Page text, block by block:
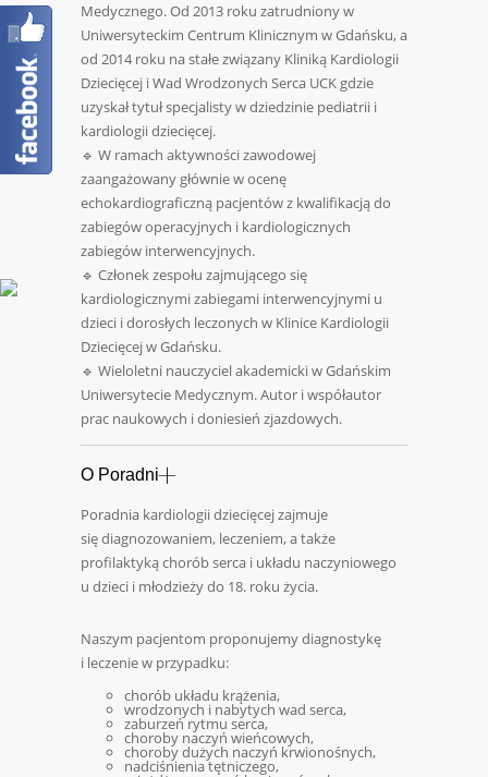
Medycznego. Od 2013 roku zatrudniony w
Uniwersyteckim Centrum Klinicznym w Gdańsku, a
od 2014 roku na stałe związany Kliniką Kardiologii
Dziecięcej i Wad Wrodzonych Serca UCK gdzie
uzyskał tytuł specjalisty w dziedzinie pediatrii i
kardiologii dziecięcej.
🔹 W ramach aktywności zawodowej
zaangażowany głównie w ocenę
echokardiograficzną pacjentów z kwalifikacją do
zabiegów operacyjnych i kardiologicznych
zabiegów interwencyjnych.
🔹 Członek zespołu zajmującego się
kardiologicznymi zabiegami interwencyjnymi u
dzieci i dorosłych leczonych w Klinice Kardiologii
Dziecięcej w Gdańsku.
🔹 Wieloletni nauczyciel akademicki w Gdańskim
Uniwersytecie Medycznym. Autor i współautor
prac naukowych i doniesień zjazdowych.
O Poradni
Poradnia kardiologii dziecięcej zajmuje
się diagnozowaniem, leczeniem, a także
profilaktyką chorób serca i układu naczyniowego
u dzieci i młodzieży do 18. roku życia.
Naszym pacjentom proponujemy diagnostykę
i leczenie w przypadku:
chorób układu krążenia,
wrodzonych i nabytych wad serca,
zaburzeń rytmu serca,
choroby naczyń wieńcowych,
choroby dużych naczyń krwionośnych,
nadciśnienia tętniczego,